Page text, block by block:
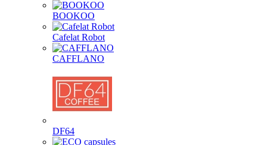
BOOKOO
Cafelat Robot
CAFFLANO
DF64